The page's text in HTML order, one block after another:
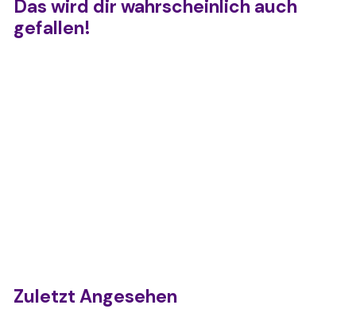
Das wird dir wahrscheinlich auch
gefallen!
5
Zuletzt Angesehen